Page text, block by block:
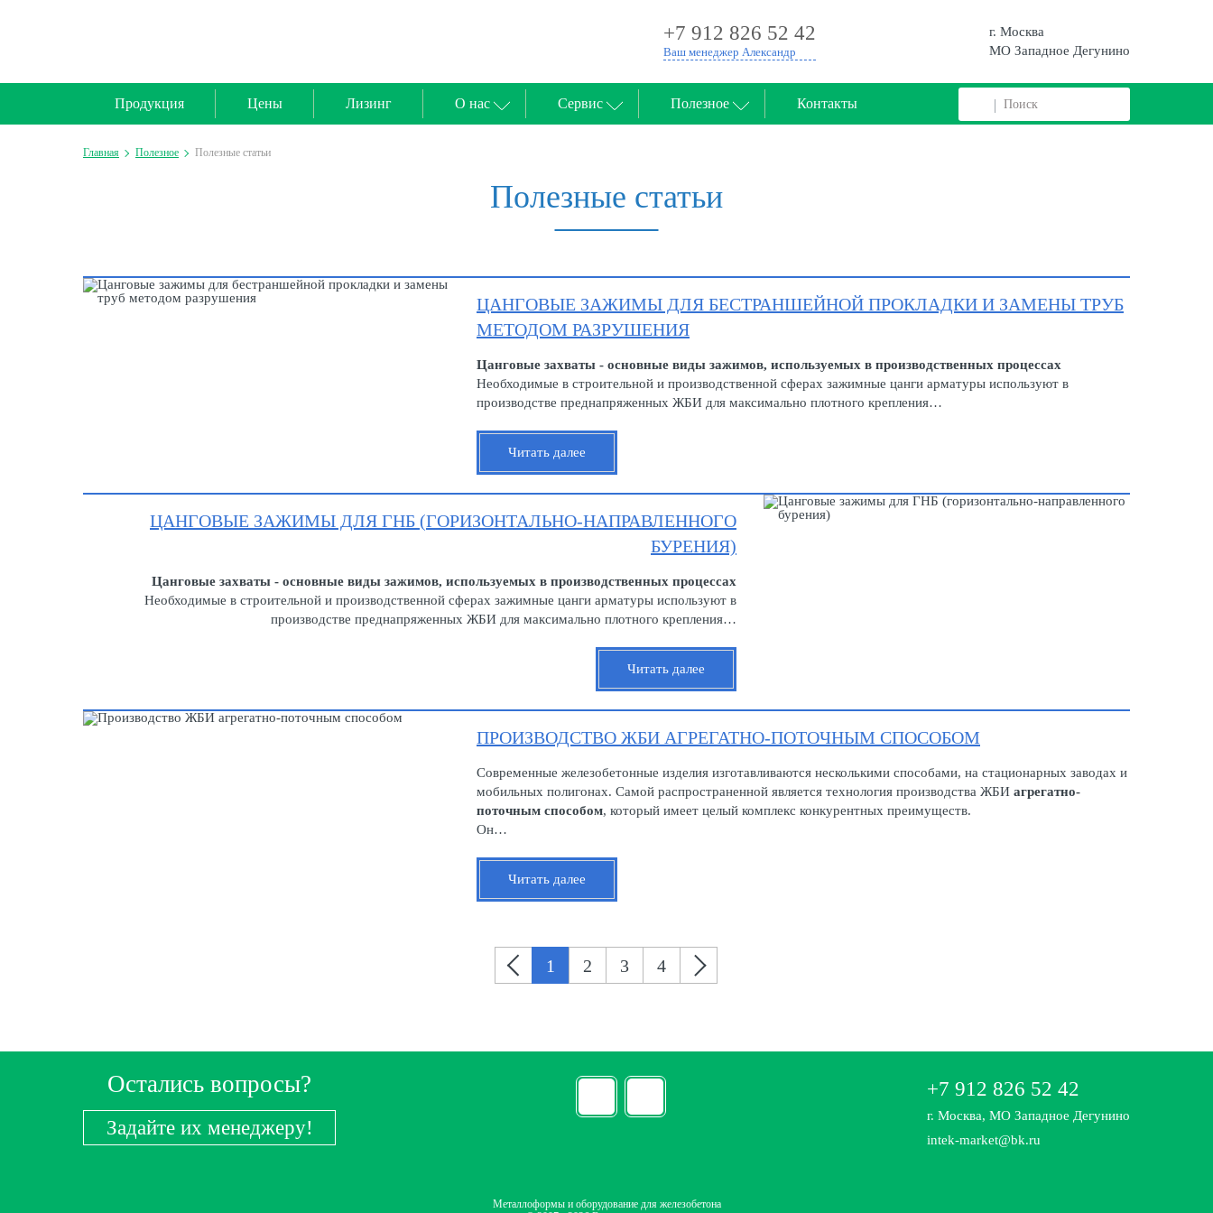
+7 912 826 52 42
Ваш менеджер Александр
г. Москва
МО Западное Дегунино
Продукция Цены Лизинг О нас Сервис Полезное Контакты
Главная Полезное Полезные статьи
Полезные статьи
ЦАНГОВЫЕ ЗАЖИМЫ ДЛЯ БЕСТРАНШЕЙНОЙ ПРОКЛАДКИ И ЗАМЕНЫ ТРУБ
МЕТОДОМ РАЗРУШЕНИЯ
Цанговые захваты - основные виды зажимов, используемых в производственных процессах
Необходимые в строительной и производственной сферах зажимные цанги арматуры используют в
производстве преднапряженных ЖБИ для максимально плотного крепления…
Читать далее
ЦАНГОВЫЕ ЗАЖИМЫ ДЛЯ ГНБ (ГОРИЗОНТАЛЬНО-НАПРАВЛЕННОГО
БУРЕНИЯ)
Цанговые захваты - основные виды зажимов, используемых в производственных процессах
Необходимые в строительной и производственной сферах зажимные цанги арматуры используют в
производстве преднапряженных ЖБИ для максимально плотного крепления…
Читать далее
ПРОИЗВОДСТВО ЖБИ АГРЕГАТНО-ПОТОЧНЫМ СПОСОБОМ
Современные железобетонные изделия изготавливаются несколькими способами, на стационарных заводах и
мобильных полигонах. Самой распространенной является технология производства ЖБИ агрегатно-
поточным способом, который имеет целый комплекс конкурентных преимуществ.
Он…
Читать далее
1 2 3 4
Остались вопросы?
Задайте их менеджеру!
+7 912 826 52 42
г. Москва, МО Западное Дегунино
intek-market@bk.ru
Металлоформы и оборудование для железобетона